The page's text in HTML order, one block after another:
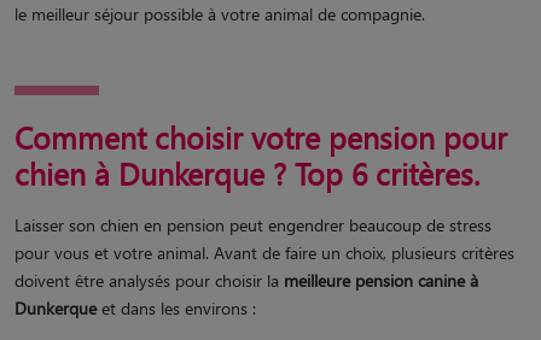
le meilleur séjour possible à votre animal de compagnie.
Comment choisir votre pension pour
chien à Dunkerque ? Top 6 critères.
Laisser son chien en pension peut engendrer beaucoup de stress
pour vous et votre animal. Avant de faire un choix, plusieurs critères
doivent être analysés pour choisir la meilleure pension canine à
Dunkerqueet dans les environs :